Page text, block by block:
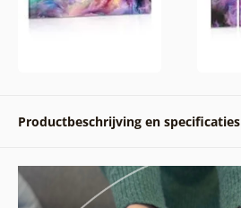
Productbeschrijving en specificaties